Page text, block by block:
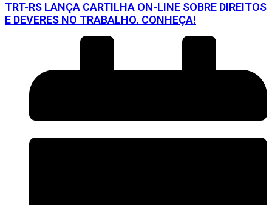
TRT-RS LANÇA CARTILHA ON-LINE SOBRE DIREITOS
E DEVERES NO TRABALHO. CONHEÇA!